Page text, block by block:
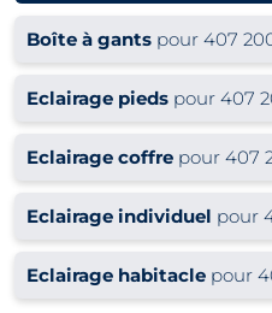
Boîte à gants pour 407
Eclairage pieds pour 407
Eclairage coffre pour 407
Eclairage individuel pour
Eclairage habitacle pour